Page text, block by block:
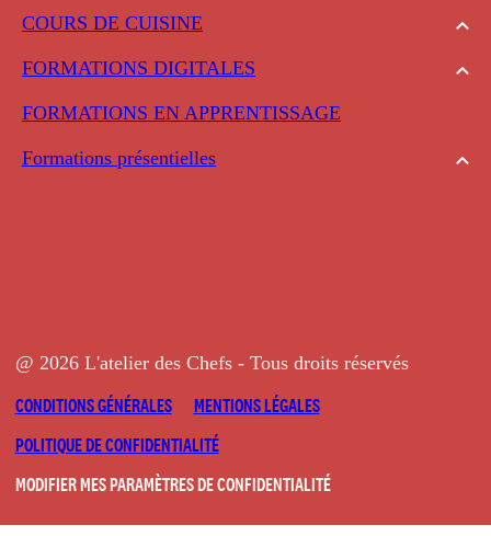
COURS DE CUISINE
FORMATIONS DIGITALES
FORMATIONS EN APPRENTISSAGE
Formations présentielles
@ 2026 L'atelier des Chefs - Tous droits réservés
CONDITIONS GÉNÉRALES
MENTIONS LÉGALES
POLITIQUE DE CONFIDENTIALITÉ
MODIFIER MES PARAMÈTRES DE CONFIDENTIALITÉ